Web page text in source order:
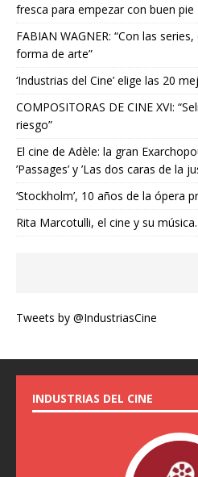
fresca para empezar con buen pie
FABIAN WAGNER: “Con las
forma de arte”
‘Industrias del Cine’ elige las 20
COMPOSITORAS DE CINE XVI:
riesgo”
El cine de Adèle: la gran
’Passages’ y ’Las dos caras de la
‘Stockholm’, 10 años de la ópera
Rita Marcotulli, el cine y su
Tweets by @IndustriasCine
INDUSTRIAS DEL CINE